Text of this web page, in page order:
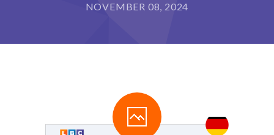
NOVEMBER 08, 2024